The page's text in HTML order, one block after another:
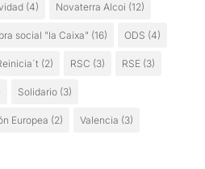
(4) Novaterra Alcoi (12)
social "la Caixa" (16) ODS (4)
(2) RSC (3) RSE(3)
Solidario(3)
Europea (2) Valencia (3)